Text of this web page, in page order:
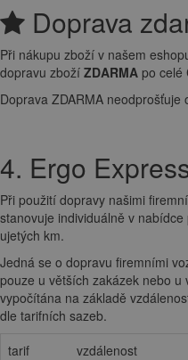
Doprava
Při nákupu zboží v našem
dopravu zboží ZDARMA po celé
Doprava ZDARMA
4. Ergo
Při použití dopravy našimi
stanovuje individuálně v
ujetých km.
Jedná se o dopravu firemními
pouze u větších zakázek nebo
vypočítána na základě
dle tarifních sazeb.
tarif
vzdálenost